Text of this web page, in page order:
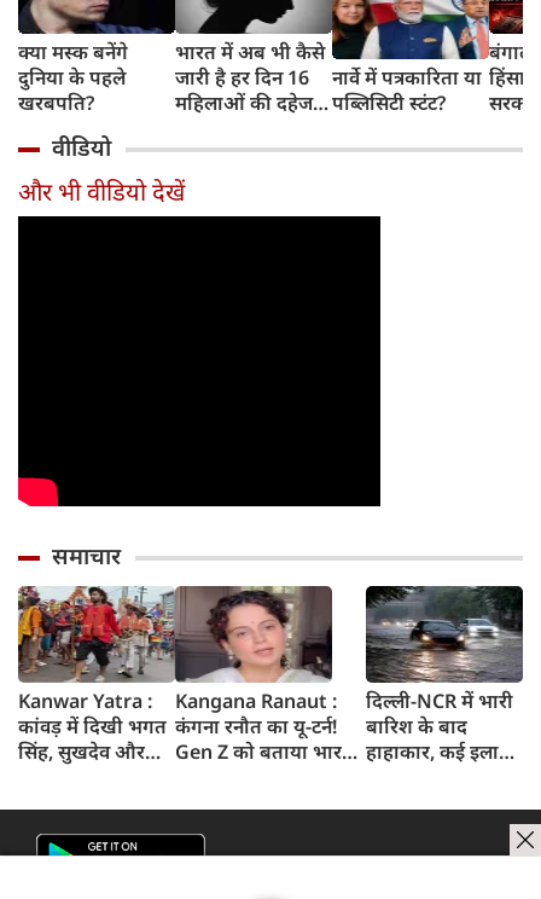
क्या मस्क बनेंगे
दुनिया के पहले
खरबपति?
भारत में अब भी कैसे
जारी है हर दिन 16
महिलाओं की दहेज
नार्वे में पत्रकारिता या
पब्लिसिटी स्टंट?
बंगाल
हिंसा
वीडियो
और भी वीडियो देखें
समाचार
Kanwar Yatra :
कांवड़ में दिखी भगत
सिंह, सुखदेव और
शिवभक्तों ने अनोखे
अंदाज में दी
Kangana Ranaut :
कंगना रनौत का यू-टर्न!
Gen Z को बताया भारत
प्रदर्शनकारियों को कहा
था 'जेनरेशन गटर'
दिल्ली-NCR में भारी
बारिश के बाद
हाहाकार, कई इलाकों
सड़कों पर भरा कमर
तक पानी